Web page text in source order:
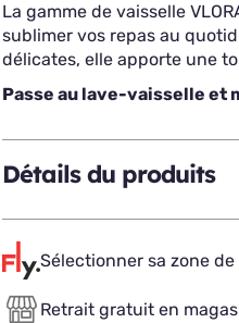
La gamme de vaisselle
sublimer vos repas au
délicates, elle apporte une
Passe au lave-vaisselle et
Détails du produits
Sélectionner sa zone
Retrait gratuit en